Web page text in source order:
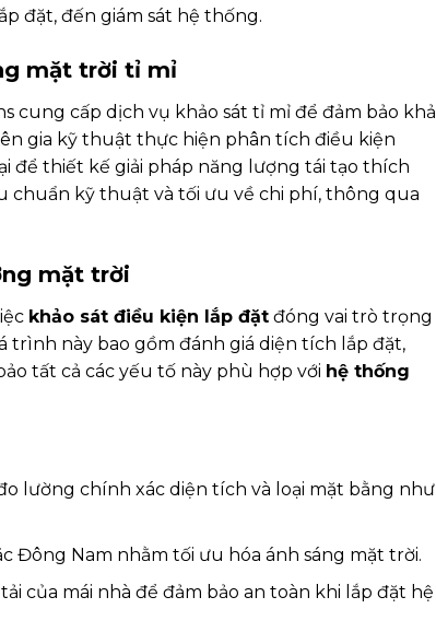
đặt, đến giám sát hệ thống.
mặt trời tỉ mỉ
cung cấp dịch vụ khảo sát tỉ mỉ để đảm bảo khả
gia kỹ thuật thực hiện phân tích điều kiện
để thiết kế giải pháp năng lượng tái tạo thích
chuẩn kỹ thuật và tối ưu về chi phí, thông qua
mặt trời
khảo sát điều kiện lắp đặt đóng vai trò trọng
trình này bao gồm đánh giá diện tích lắp đặt,
tất cả các yếu tố này phù hợp với hệ thống
lường chính xác diện tích và loại mặt bằng như
Đông Nam nhằm tối ưu hóa ánh sáng mặt trời.
của mái nhà để đảm bảo an toàn khi lắp đặt hệ